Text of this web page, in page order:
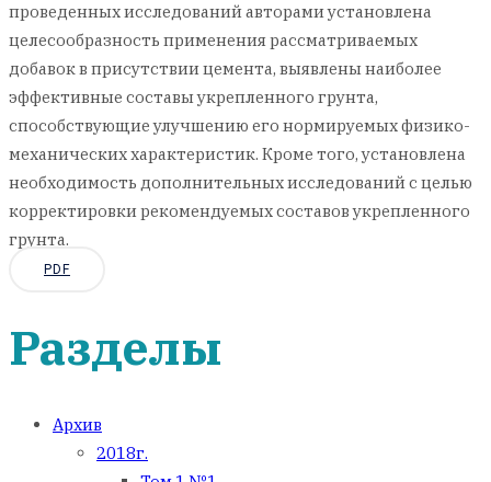
проведенных исследований авторами установлена
целесообразность применения рассматриваемых
добавок в присутствии цемента, выявлены наиболее
эффективные составы укрепленного грунта,
способствующие улучшению его нормируемых физико-
механических характеристик. Кроме того, установлена
необходимость дополнительных исследований с целью
корректировки рекомендуемых составов укрепленного
грунта.
PDF
Разделы
Архив
2018г.